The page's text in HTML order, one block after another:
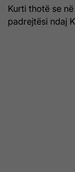
Kurti thotë se
padrejtësi ndaj